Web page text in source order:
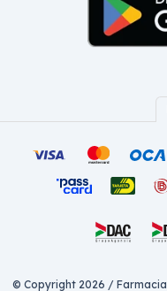
© Copyright 2026 / Farmacia